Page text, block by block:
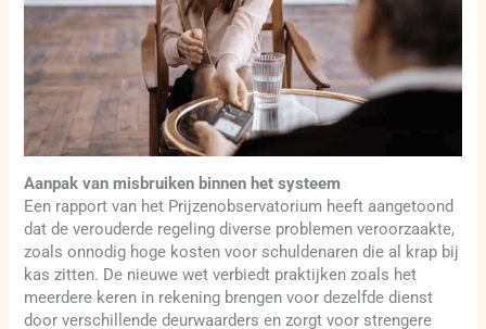
Aanpak van misbruiken binnen het systeem
Een rapport van het Prijzenobservatorium heeft aangetoond
dat de verouderde regeling diverse problemen veroorzaakte,
zoals onnodig hoge kosten voor schuldenaren die al krap bij
kas zitten. De nieuwe wet verbiedt praktijken zoals het
meerdere keren in rekening brengen voor dezelfde dienst
door verschillende deurwaarders en zorgt voor strengere